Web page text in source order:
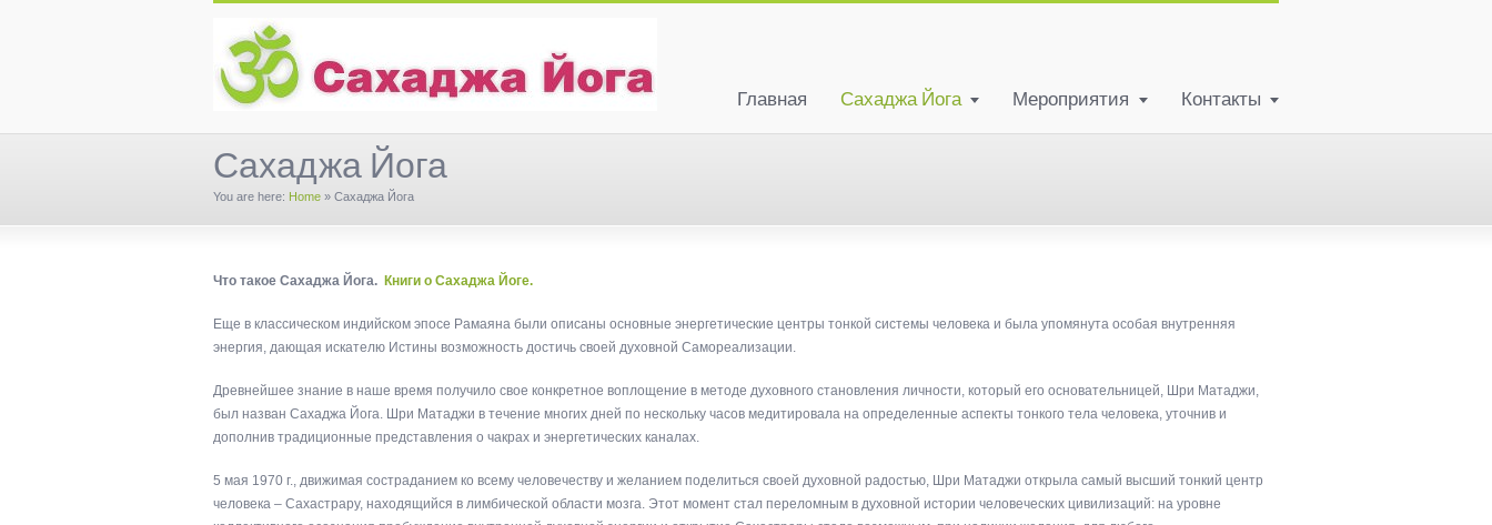
Главная Сахаджа Йога Мероприятия Контакты
Сахаджа Йога
You are here: Home » Сахаджа Йога
Что такое Сахаджа Йога. Книги о Сахаджа Йоге.
Еще в классическом индийском эпосе Рамаяна были описаны основные энергетические центры тонкой системы человека и была упомянута особая внутренняя
энергия, дающая искателю Истины возможность достичь своей духовной Самореализации.
Древнейшее знание в наше время получило свое конкретное воплощение в методе духовного становления личности, который его основательницей, Шри Матаджи,
был назван Сахаджа Йога. Шри Матаджи в течение многих дней по нескольку часов медитировала на определенные аспекты тонкого тела человека, уточнив и
дополнив традиционные представления о чакрах и энергетических каналах.
5 мая 1970 г., движимая состраданием ко всему человечеству и желанием поделиться своей духовной радостью, Шри Матаджи открыла самый высший тонкий центр
человека – Сахастрару, находящийся в лимбической области мозга. Этот момент стал переломным в духовной истории человеческих цивилизаций: на уровне